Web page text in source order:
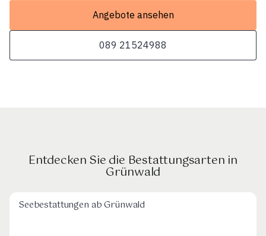
Angebote ansehen
089 21524988
Entdecken Sie die Bestattungsarten in
Grünwald
Seebestattungen ab Grünwald